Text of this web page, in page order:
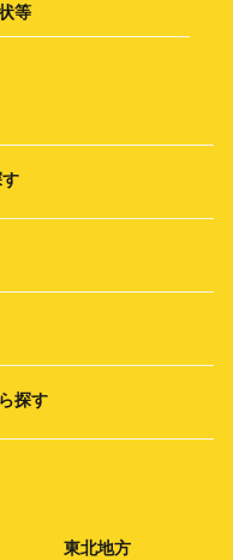
等
探す
東北地方